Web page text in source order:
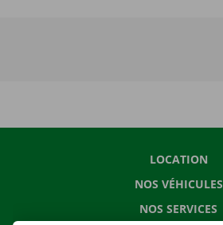
LOCATION
NOS VÉHICULES
NOS SERVICES